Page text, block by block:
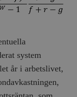
system
år i arbetslivet,